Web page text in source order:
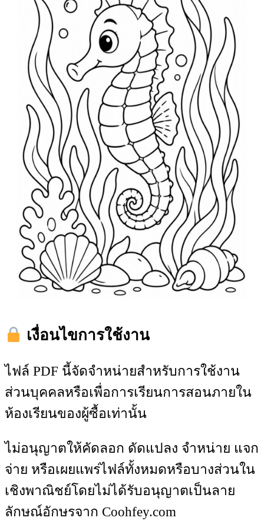
เงื่อนไขการใช้งาน
ไฟล์ PDF นี้จัดจำหน่ายสำหรับการใช้งาน
ส่วนบุคคลหรือเพื่อการเรียนการสอนภายใน
ห้องเรียนของผู้ซื้อเท่านั้น
ไม่อนุญาตให้คัดลอก ดัดแปลง จำหน่าย แจก
จ่าย หรือเผยแพร่ไฟล์ทั้งหมดหรือบางส่วนใน
เชิงพาณิชย์โดยไม่ได้รับอนุญาตเป็นลาย
ลักษณ์อักษรจาก Coohfey.com